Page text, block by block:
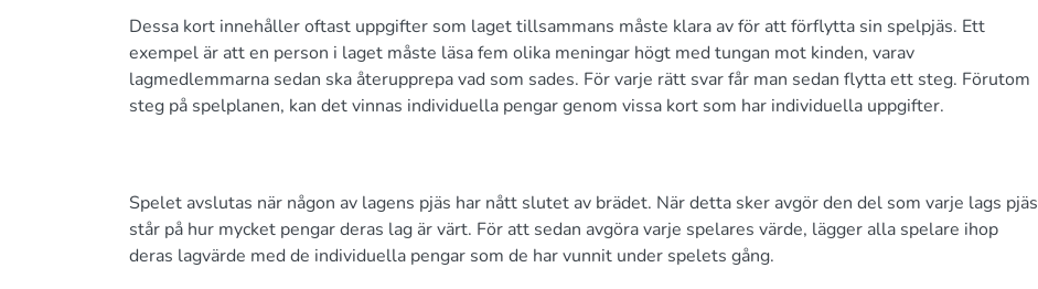
Dessa kort innehåller oftast uppgifter som laget tillsammans måste klara av för att förflytta sin spelpjäs. Ett
exempel är att en person i laget måste läsa fem olika meningar högt med tungan mot kinden, varav
lagmedlemmarna sedan ska återupprepa vad som sades. För varje rätt svar får man sedan flytta ett steg. Förutom
steg på spelplanen, kan det vinnas individuella pengar genom vissa kort som har individuella uppgifter.
Spelet avslutas när någon av lagens pjäs har nått slutet av brädet. När detta sker avgör den del som varje lags pjäs
står på hur mycket pengar deras lag är värt. För att sedan avgöra varje spelares värde, lägger alla spelare ihop
deras lagvärde med de individuella pengar som de har vunnit under spelets gång.